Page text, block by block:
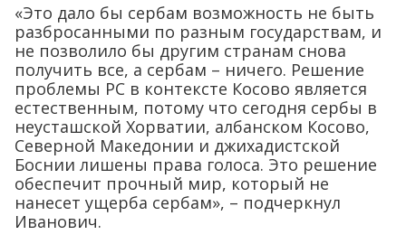
«Это дало бы сербам возможность не быть
разбросанными по разным государствам, и
не позволило бы другим странам снова
получить все, а сербам – ничего. Решение
проблемы РС в контексте Косово является
естественным, потому что сегодня сербы в
неусташской Хорватии, албанском Косово,
Северной Македонии и джихадистской
Боснии лишены права голоса. Это решение
обеспечит прочный мир, который не
нанесет ущерба сербам», – подчеркнул
Иванович.